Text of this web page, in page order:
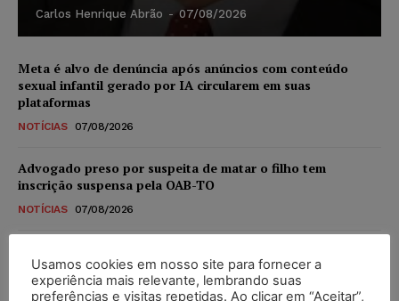
Carlos Henrique Abrão - 07/08/2026
Meta é alvo de denúncia após anúncios com conteúdo
sexual infantil gerado por IA circularem em suas
plataformas
NOTÍCIAS 07/08/2026
Advogado preso por suspeita de matar o filho tem
inscrição suspensa pela OAB-TO
NOTÍCIAS 07/08/2026
novos para pessoas com deficiência e autistas de todos os
níveis
Usamos cookies em nosso site para fornecer a
experiência mais relevante, lembrando suas
preferências e visitas repetidas. Ao clicar em “Aceitar”,